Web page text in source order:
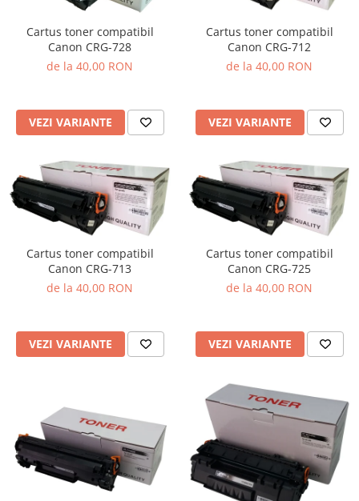
Cartus toner compatibil
Canon CRG-728
de la 40,00 RON
VEZI VARIANTE
Cartus toner compatibil
Canon CRG-712
de la 40,00 RON
VEZI VARIANTE
Cartus toner compatibil
Canon CRG-713
de la 40,00 RON
VEZI VARIANTE
Cartus toner compatibil
Canon CRG-725
de la 40,00 RON
VEZI VARIANTE